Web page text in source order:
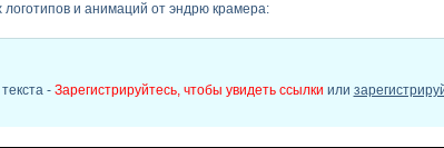
и анимаций от эндрю крамера:
- Зарегистрируйтесь, чтобы увидеть ссылки или